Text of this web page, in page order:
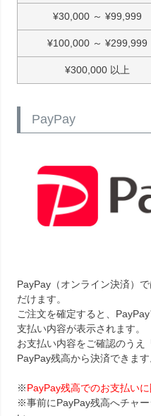
¥30,000 ～ ¥99,999
¥100,000 ～ ¥299,999
¥300,000 以上
PayPay
PayPay（オンライン決済）
だけます。
ご注文を確定すると、
支払い内容が表示されます。
お支払い内容をご確認のうえ
PayPay残高から決済できます
※PayPay残高でのお支払いに
※事前にPayPay残高へチャ